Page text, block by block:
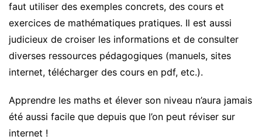
faut utiliser des exemples concrets, des cours et
exercices de mathématiques pratiques. Il est aussi
judicieux de croiser les informations et de consulter
diverses ressources pédagogiques (manuels, sites
internet, télécharger des cours en pdf, etc.).
Apprendre les maths et élever son niveau n’aura jamais
été aussi facile que depuis que l’on peut réviser sur
internet !